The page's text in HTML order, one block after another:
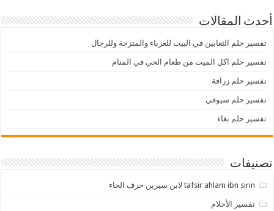
أحدث المقالات
تفسير حلم الثعابين في البيت للعزباء والمتزجة وللرجال
تفسير حلم اكل الميت من طعام الحي في المنام
تفسير حلم زرافة
تفسير حلم سيوفي
تفسير حلم بغاء
تصنيفات
tafsir ahlam ibn sirin لابن سيرين حرف الخاء
تفسير الأحلام